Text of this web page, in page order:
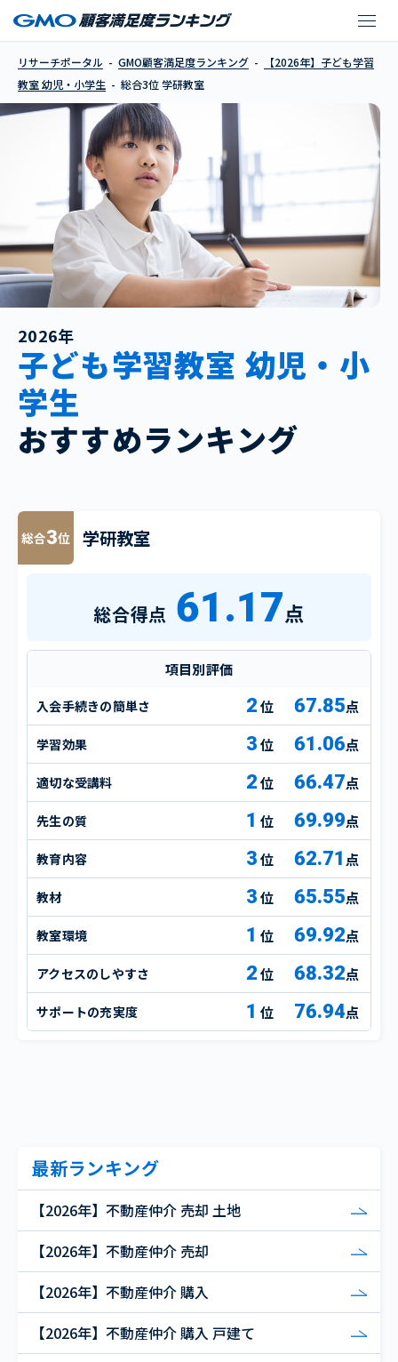
リサーチポータル GMO顧客満足度ランキング
【2026年】子ども学習
教室 幼児・小学生
総合3位 学研教室
2026年
子ども学習教室 幼児・小
学生
おすすめランキング
総合3位 学研教室
総合得点 61.17点
項目別評価
入会手続きの簡単さ 2 67.85点
学習効果 3 61.06点
適切な受講料 2 66.47点
先生の質 1 69.99点
教育内容 3 62.71 点
教材 3 65.55点
教室環境 1 69.92点
アクセスのしやすさ 2 68.32点
サポートの充実度 1 76.94点
最新ランキング
【2026年】不動産仲介 売却 土地
【2026年】不動産仲介 売却
【2026年】不動産仲介 購入
【2026年】不動産仲介 購入 戸建て